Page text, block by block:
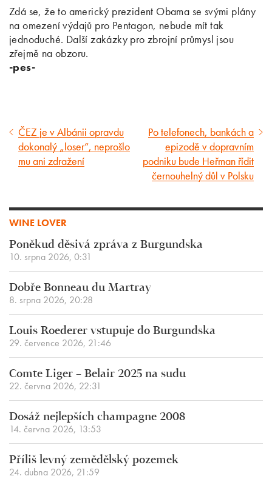
Zdá se, že to americký prezident Obama se svými plány
na omezení výdajů pro Pentagon, nebude mít tak
jednoduché. Další zakázky pro zbrojní průmysl jsou
zřejmě na obzoru.
-pes-
Předcházející
článek
ČEZ je v Albánii opravdu
dokonalý „loser“, neprošlo
mu ani zdražení
Následující
článek
Po telefonech, bankách a
epizodě v dopravním
podniku bude Heřman řídit
černouhelný důl v Polsku
WINE LOVER
Poněkud děsivá zpráva z Burgundska
10. srpna 2026, 0:31
Dobře Bonneau du Martray
8. srpna 2026, 20:28
Louis Roederer vstupuje do Burgundska
29. července 2026, 21:46
Comte Liger – Belair 2025 na sudu
22. června 2026, 22:31
Dosáž nejlepších champagne 2008
14. června 2026, 13:53
Příliš levný zemědělský pozemek
24. dubna 2026, 21:59